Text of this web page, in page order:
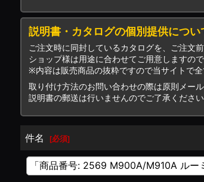
説明書・カタログの個別提供につい
ご注文時に同封しているカタログを、ご注文
ショップ様は用途に合わせてご用意しますので
※内容は販売商品の抜粋ですので当サイトで全
取り付け方法のお問い合わせの際は原則メール
説明書の郵送は行いませんのでご了承ください
件名 [必須]